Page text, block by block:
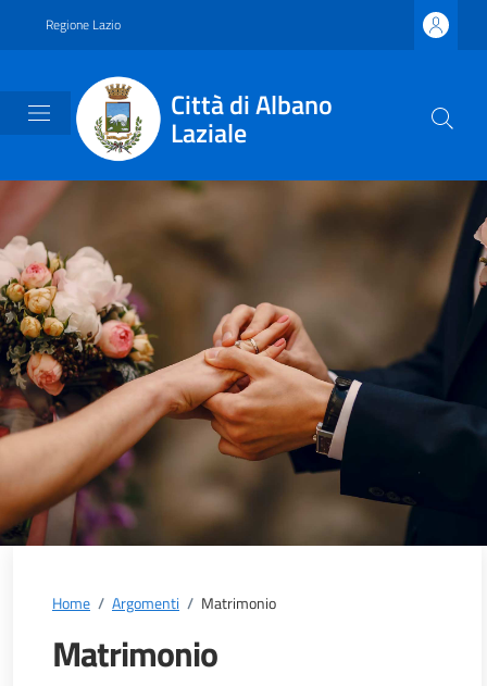
Regione Lazio
Città di Albano
Laziale
Home / Argomenti / Matrimonio
Matrimonio